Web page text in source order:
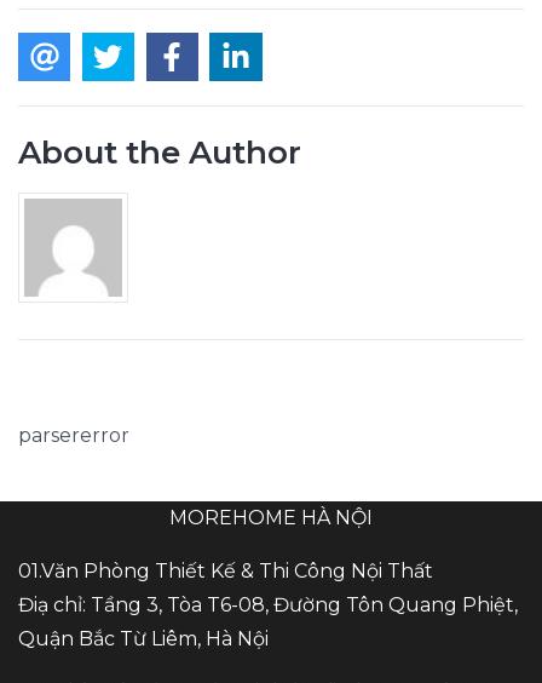
About the Author
parsererror
MOREHOME HÀ NỘI
01.Văn Phòng Thiết Kế & Thi Công Nội Thất
Điạ chỉ: Tầng 3, Tòa T6-08, Đường Tôn Quang Phiệt,
Quận Bắc Từ Liêm, Hà Nội